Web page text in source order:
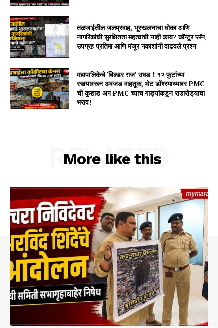
तळजाईतील जलप्रवाह, भूस्खलनाचा धोका आणि
नागरिकांची सुरक्षितता महत्वाची नाही काय? कॉन्टूर प्लॅन,
उपग्रह प्रतिमा आणि मंजूर नकाशांनी वाढवले प्रश्न
महापालिकेचे ‘बिल्डर राज’ उघड ! १२ फुटांच्या
रस्त्यावरून अवजड वाहतूक, थेट डोंगरमाथ्यावर PMC
ची कुऱ्हाड अन PMC च्याच गाड्यांकडून राडारोड्याचा
भराव!
More like this
RELATED